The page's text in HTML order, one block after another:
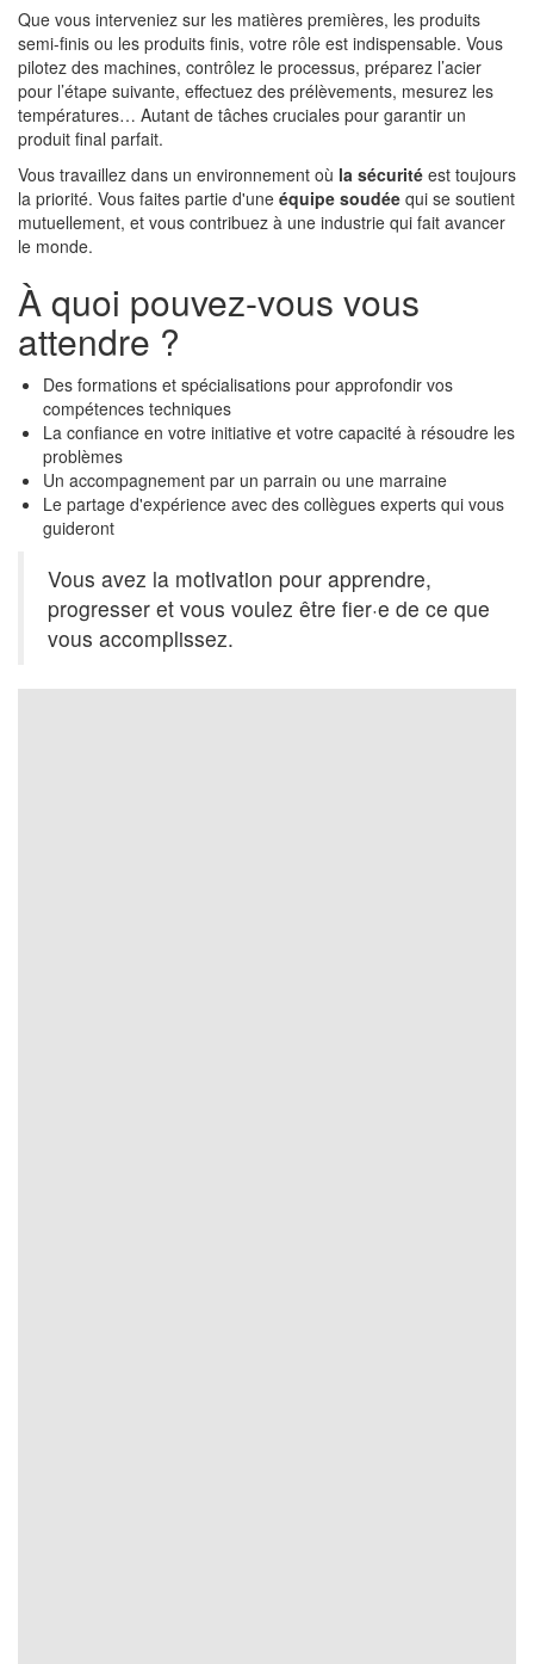
Que vous interveniez sur les matières premières, les produits
semi-finis ou les produits finis, votre rôle est indispensable. Vous
pilotez des machines, contrôlez le processus, préparez l’acier
pour l’étape suivante, effectuez des prélèvements, mesurez les
températures… Autant de tâches cruciales pour garantir un
produit final parfait.
Vous travaillez dans un environnement où la sécurité est toujours
la priorité. Vous faites partie d'une équipe soudée qui se soutient
mutuellement, et vous contribuez à une industrie qui fait avancer
le monde.
À quoi pouvez-vous vous
attendre ?
Des formations et spécialisations pour approfondir vos
compétences techniques
La confiance en votre initiative et votre capacité à résoudre les
problèmes
Un accompagnement par un parrain ou une marraine
Le partage d'expérience avec des collègues experts qui vous
guideront
Vous avez la motivation pour apprendre,
progresser et vous voulez être fier·e de ce que
vous accomplissez.